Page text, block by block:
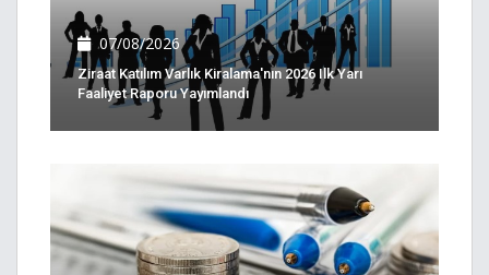
07/08/2026
Ziraat Katılım Varlık Kiralama'nın 2026 Ilk Yarı
Faaliyet Raporu Yayımlandı